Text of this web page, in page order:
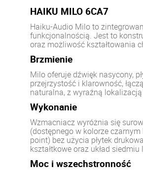
HAIKU MILO 6CA7
Haiku-Audio Milo to
funkcjonalnością. Jest to
oraz możliwość kształtowania
Brzmienie
Milo oferuje dźwięk nasycony,
przejrzystość i klarowność,
naturalna, z wyraźną
Wykonanie
Wzmacniacz wyróżnia się
(dostępnego w kolorze
point) bez użycia płytek
kształtkowe oraz układ
Moc i wszechstronność